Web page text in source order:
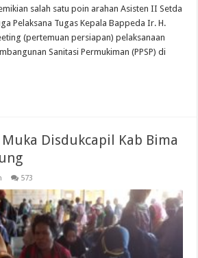
salah satu poin arahan Asisten II Setda
Pelaksana Tugas Kepala Bappeda Ir. H.
(pertemuan persiapan) pelaksanaan
Sanitasi Permukiman (PPSP) di
Disdukcapil Kab Bima
573